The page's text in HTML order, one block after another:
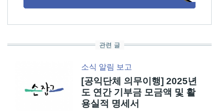
관련 글
소식 알림 보고
[공익단체 의무이행] 2025년
도 연간 기부금 모금액 및 활
용실적 명세서